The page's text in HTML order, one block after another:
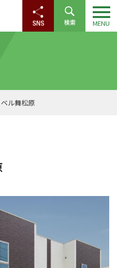
ル舞松原